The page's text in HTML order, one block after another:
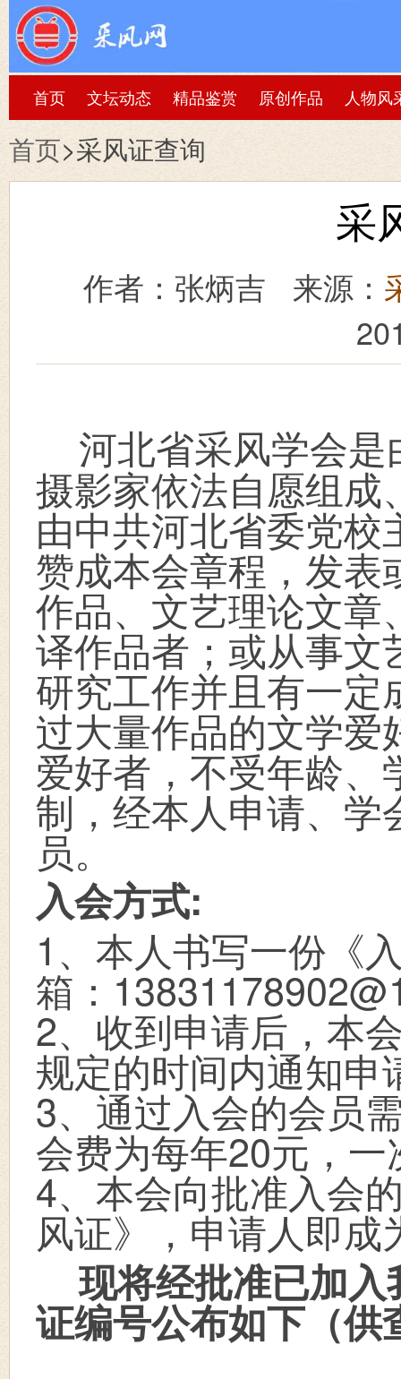
首页 文坛动态 精品鉴赏 原创作品 人物风
首页>采风证查询
采
作者：张炳吉 来源：
河北省采风学会
摄影家依法自愿组成
由中共河北省委党
赞成本会章程，发
作品、文艺理论文章
译作品者；或从事文
研究工作并且有一
过大量作品的文学
爱好者，不受年龄
制，经本人申请、学
员。
入会方式:
1 、本人书写一份《
箱：
2、收到申请后，本
规定的时间内通知申
3、通过入会的会员
会费为每年20元，一
4、本会向批准入会
风证》，申请人即成
现将经批准已加入
证编号公布如下（供